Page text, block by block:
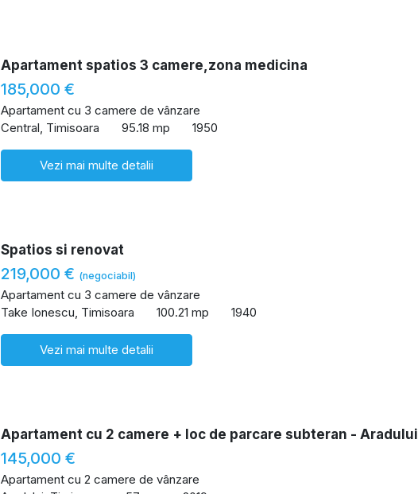
Apartament spatios 3 camere,zona medicina
185,000 €
Apartament cu 3 camere de vânzare
Central, Timisoara
95.18 mp 1950
Vezi mai multe detalii
Spatios si renovat
219,000 € (negociabil)
Apartament cu 3 camere de vânzare
Take Ionescu, Timisoara
100.21 mp 1940
Vezi mai multe detalii
Apartament cu 2 camere + loc de parcare subteran - Aradului
145,000 €
Apartament cu 2 camere de vânzare